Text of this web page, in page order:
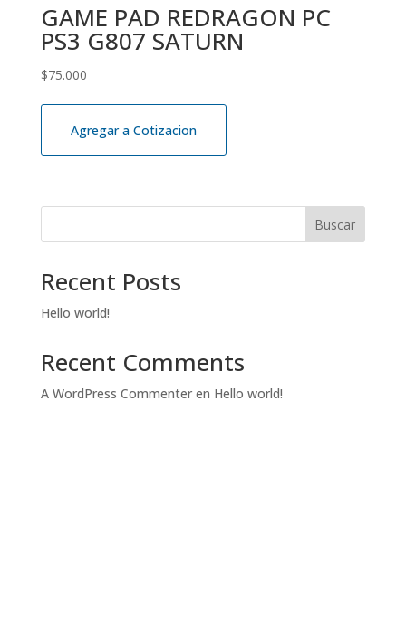
GAME PAD REDRAGON PC
PS3 G807 SATURN
$75.000
Agregar a Cotizacion
Buscar
Recent Posts
Hello world!
Recent Comments
A WordPress Commenteren Hello world!